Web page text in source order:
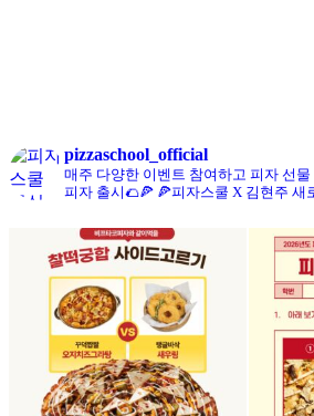
콘치즈피자pizzaschool_official
매주 다양한 이벤트 참여하고 피자 선
피자 출시🌮🍕 🍕피자스쿨 X 김현주 새